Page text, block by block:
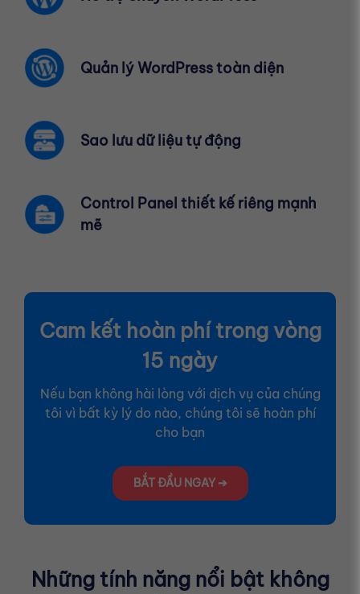
Quản lý WordPress toàn diện
Sao lưu dữ liệu tự động
Control Panel thiết kế riêng mạnh
mẽ
Cam kết hoàn phí trong vòng
15 ngày
Nếu bạn không hài lòng với dịch vụ của chúng
tôi vì bất kỳ lý do nào, chúng tôi sẽ hoàn phí
cho bạn
BẮT ĐẦU NGAY ➔
Những tính năng nổi bật không